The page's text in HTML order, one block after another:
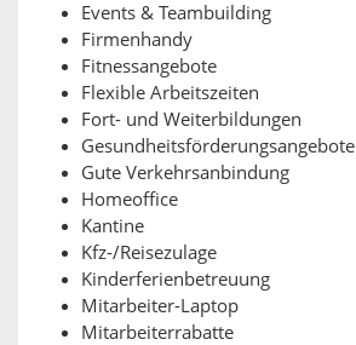
Events & Teambuilding
Firmenhandy
Fitnessangebote
Flexible Arbeitszeiten
Fort- und Weiterbildungen
Gesundheitsförderungsangebote
Gute Verkehrsanbindung
Homeoffice
Kantine
Kfz-/Reisezulage
Kinderferienbetreuung
Mitarbeiter-Laptop
Mitarbeiterrabatte